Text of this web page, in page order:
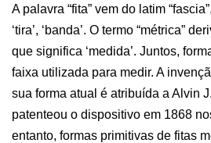
A palavra “fita” vem do latim
‘tira’, ‘banda’. O termo “métrica”
que significa ‘medida’. Juntos,
faixa utilizada para medir. A
sua forma atual é atribuída a Alvin
patenteou o dispositivo em 1868
entanto, formas primitivas de fitas